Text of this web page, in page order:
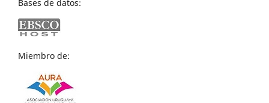
Bases de datos:
Miembro de: